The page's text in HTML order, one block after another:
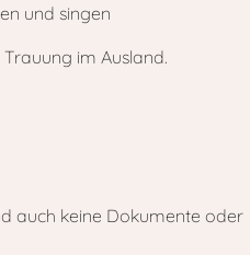
im Ausland.
auch keine Dokumente oder